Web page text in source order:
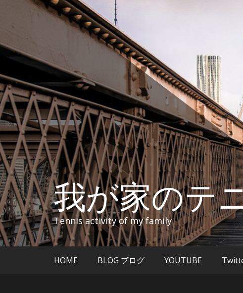
ツ
ス
キ
ッ
プ
我が家の
Tennis activity of my family
HOME BLOG ブログ YOUTUBE